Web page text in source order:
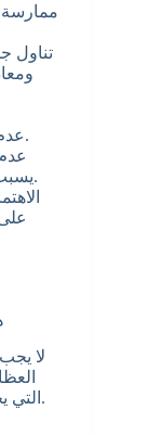
ممارسة
تناول
عدم الجلوس بطريقة خاطئة لفترات طويلة.
يسبب في حدوث مشاكل في العمود الفقري.
لا
التي يحتاجها المريض والتي تتناسب مع حالة الصحية.